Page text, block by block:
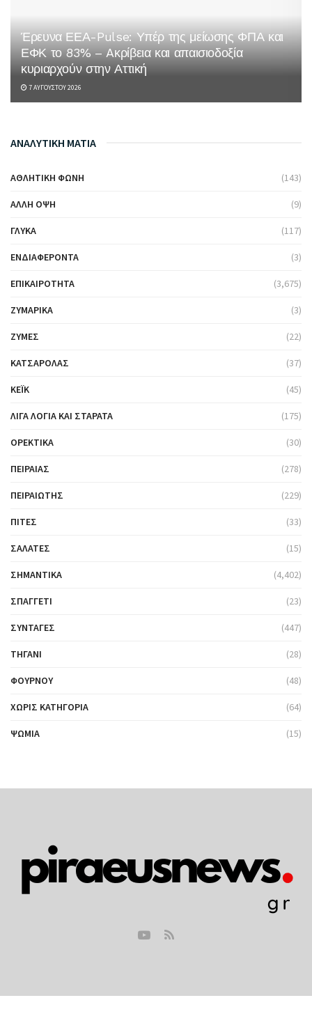
Έρευνα ΕΕΑ-Pulse: Υπέρ της μείωσης ΦΠΑ και
ΕΦΚ το 83% – Aκρίβεια και απαισιοδοξία
κυριαρχούν στην Αττική
7 ΑΥΓΟΎΣΤΟΥ 2026
ΑΝΑΛΥΤΙΚΗ ΜΑΤΙΑ
ΑΘΛΗΤΙΚΉ ΦΩΝΉ (143)
ΆΛΛΗ ΌΨΗ (9)
ΓΛΥΚΆ (117)
ΕΝΔΙΑΦΈΡΟΝΤΑ (3)
ΕΠΙΚΑΙΡΌΤΗΤΑ (3,675)
ΖΥΜΑΡΙΚΆ (3)
ΖΎΜΕΣ (22)
ΚΑΤΣΑΡΌΛΑΣ (37)
ΚΈΙΚ (45)
ΛΊΓΑ ΛΌΓΙΑ ΚΑΙ ΣΤΑΡΆΤΑ (175)
ΟΡΕΚΤΙΚΆ (30)
ΠΕΙΡΑΙΆΣ (278)
ΠΕΙΡΑΙΏΤΗΣ (229)
ΠΊΤΕΣ (33)
ΣΑΛΆΤΕΣ (15)
ΣΗΜΑΝΤΙΚΆ (4,402)
ΣΠΑΓΓΈΤΙ (23)
ΣΥΝΤΑΓΈΣ (447)
ΤΗΓΆΝΙ (28)
ΦΟΎΡΝΟΥ (48)
ΧΩΡΊΣ ΚΑΤΗΓΟΡΊΑ (64)
ΨΩΜΙΆ (15)